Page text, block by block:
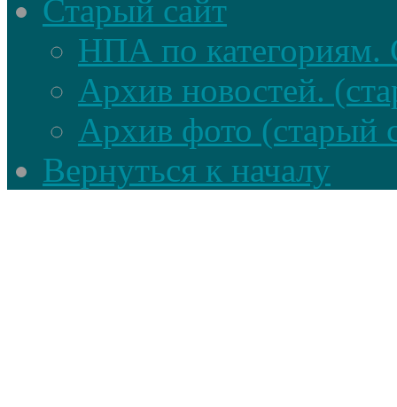
Старый сайт
НПА по категориям.
Архив новостей.
Архив фото (старый
Вернуться к началу